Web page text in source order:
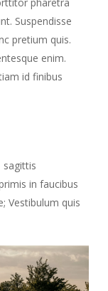
Suspendisse
pretium quis.
enim.
id finibus
sagittis
in faucibus
Vestibulum quis